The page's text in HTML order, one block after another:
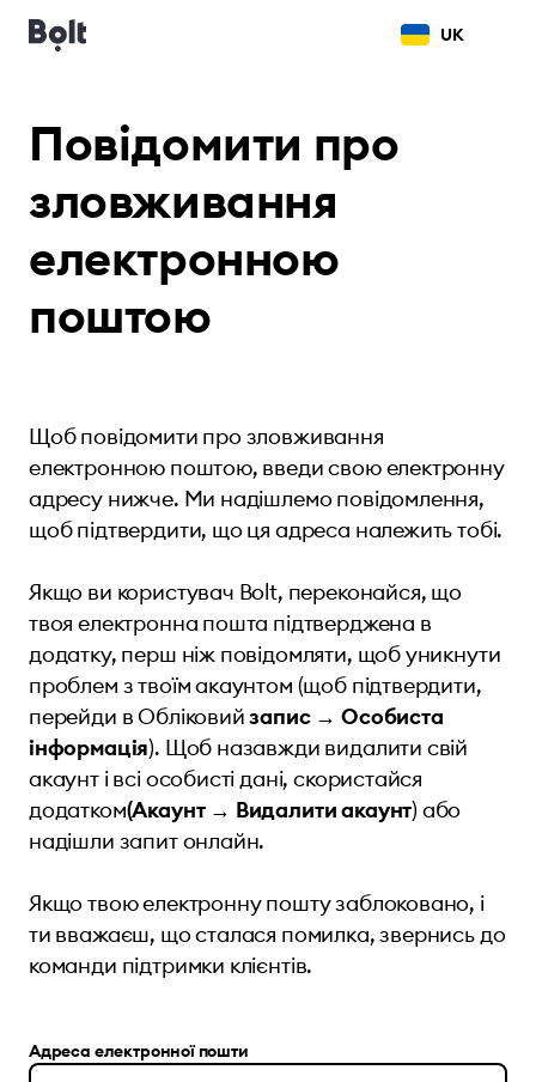
UK
Повідомити про
зловживання
електронною
поштою
Щоб повідомити про зловживання
електронною поштою, введи свою електронну
адресу нижче. Ми надішлемо повідомлення,
щоб підтвердити, що ця адреса належить тобі.
Якщо ви користувач Bolt, переконайся, що
твоя електронна пошта підтверджена в
додатку, перш ніж повідомляти, щоб уникнути
проблем з твоїм акаунтом (щоб підтвердити,
перейди в Обліковийзапис → Особиста
інформація). Щоб назавжди видалити свій
акаунт і всі особисті дані, скористайся
додатком(Акаунт → Видалити акаунт) або
надішли запит онлайн.
Якщо твою електронну пошту заблоковано, і
ти вважаєш, що сталася помилка, звернись до
команди підтримки клієнтів.
Адреса електронної пошти